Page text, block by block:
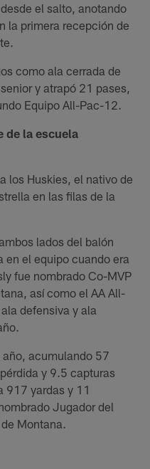
el salto, anotando
la primera recepción de
como ala cerrada de
y atrapó 21 pases,
Equipo All-Pac-12.
de la escuela
los Huskies, el nativo de
en las filas de la
lados del balón
en el equipo cuando era
fue nombrado Co-MVP
así como el AA All-
defensiva y ala
acumulando 57
y 9.5 capturas
917 yardas y 11
Jugador del
Montana.